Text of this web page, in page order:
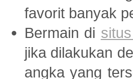
favorit banyak
Bermain di
jika dilakukan
angka yang